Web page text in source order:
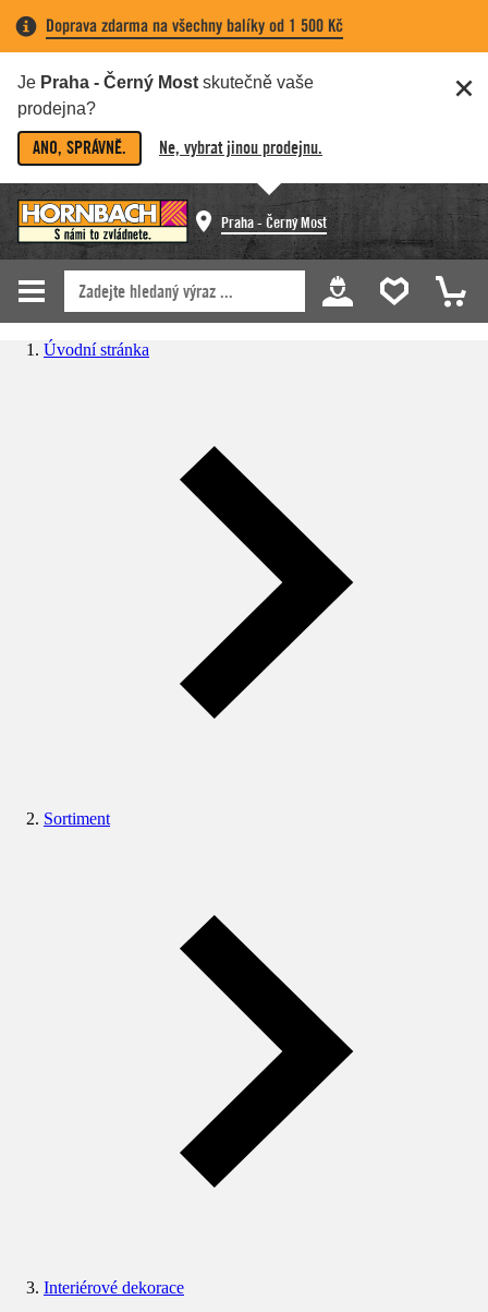
Doprava zdarma na všechny balíky od 1 500 Kč
Je Praha - Černý Most skutečně vaše
prodejna?
ANO, SPRÁVNĚ. Ne, vybrat jinou prodejnu.
Praha - Černý Most
Úvodní stránka
Sortiment
Interiérové dekorace